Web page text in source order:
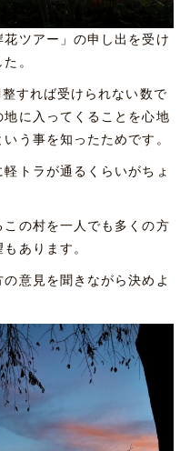
ツアー」の申し出を受け
。
すれば受けられない数で
に入ってくることを心地
う事を知ったためです。
軽トラが通るくらいがちょ
の村を一人でも多くの方
あります。
意見を聞きながら決めよ